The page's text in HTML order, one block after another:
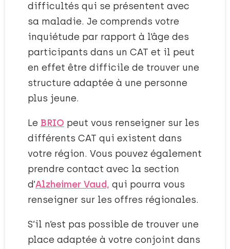
difficultés qui se présentent avec
sa maladie. Je comprends votre
inquiétude par rapport à l’âge des
participants dans un CAT et il peut
en effet être difficile de trouver une
structure adaptée à une personne
plus jeune.
Le BRIO peut vous renseigner sur les
différents CAT qui existent dans
votre région. Vous pouvez également
prendre contact avec la section
d’Alzheimer Vaud, qui pourra vous
renseigner sur les offres régionales.
S’il n’est pas possible de trouver une
place adaptée à votre conjoint dans